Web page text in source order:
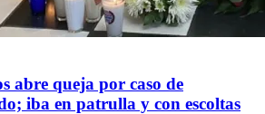
abre queja por caso de
iba en patrulla y con escoltas